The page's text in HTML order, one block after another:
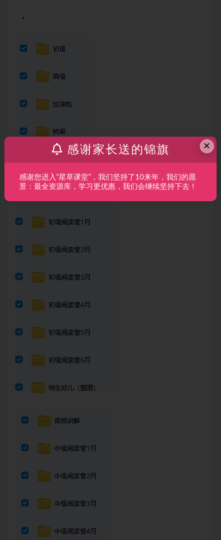
×
感谢家长送的锦旗
感谢您进入“星草课堂”，我们坚持了10来年，我们的愿
景：最全资源库，学习更优惠，我们会继续坚持下去！